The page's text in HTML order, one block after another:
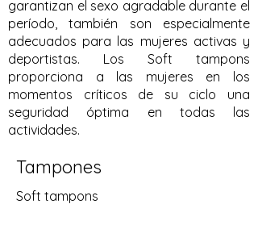
garantizan el sexo agradable durante el
período, también son especialmente
adecuados para las mujeres activas y
deportistas. Los Soft tampons
proporciona a las mujeres en los
momentos críticos de su ciclo una
seguridad óptima en todas las
actividades.
Tampones
Soft tampons